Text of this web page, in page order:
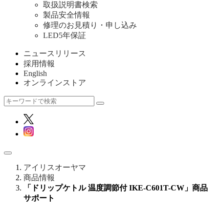
取扱説明書検索
製品安全情報
修理のお見積り・申し込み
LED5年保証
ニュースリリース
採用情報
English
オンラインストア
アイリスオーヤマ
商品情報
「ドリップケトル 温度調節付 IKE-C601T-CW」商品
サポート